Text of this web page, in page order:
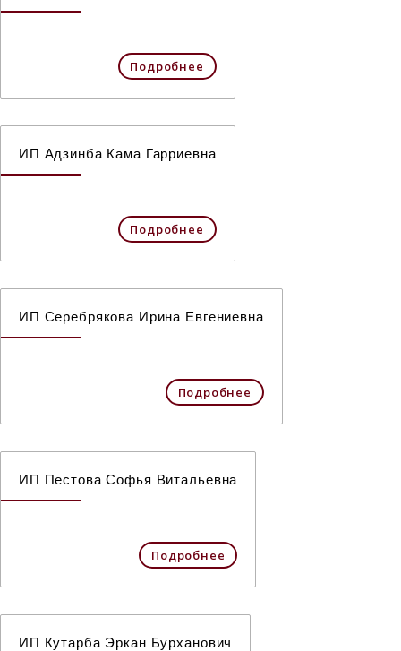
Подробнее
ИП Адзинба Кама Гарриевна
Подробнее
ИП Серебрякова Ирина Евгениевна
Подробнее
ИП Пестова Софья Витальевна
Подробнее
ИП Кутарба Эркан Бурханович